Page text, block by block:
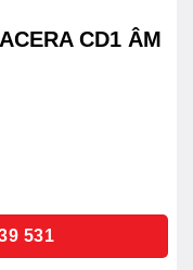
CD1 ÂM
531